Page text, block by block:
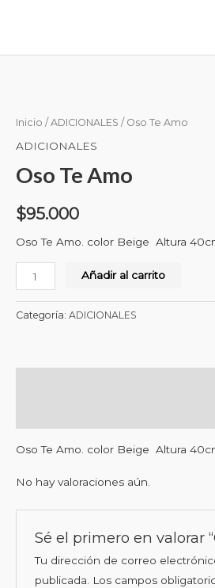
Inicio /ADICIONALES / Oso Te Amo
ADICIONALES
Oso Te Amo
$95.000
Oso Te Amo. color Beige Altura
Amo
cantidad
Añadir al carrito
Categoría: ADICIONALES
Oso Te Amo. color Beige Altura
No hay valoraciones aún.
Sé el primero en valorar
Tu dirección de correo
publicada.
Los campos